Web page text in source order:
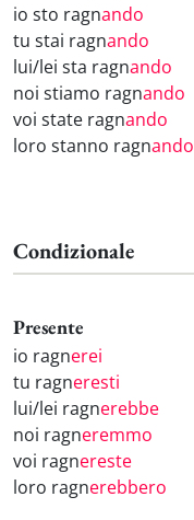
io sto ragnando
tu stai ragnando
lui/lei sta ragnando
noi stiamo ragnando
voi state ragnando
loro stanno ragnando
Condizionale
Presente
io ragnerei
tu ragneresti
lui/lei ragnerebbe
noi ragneremmo
voi ragnereste
loro ragnerebbero